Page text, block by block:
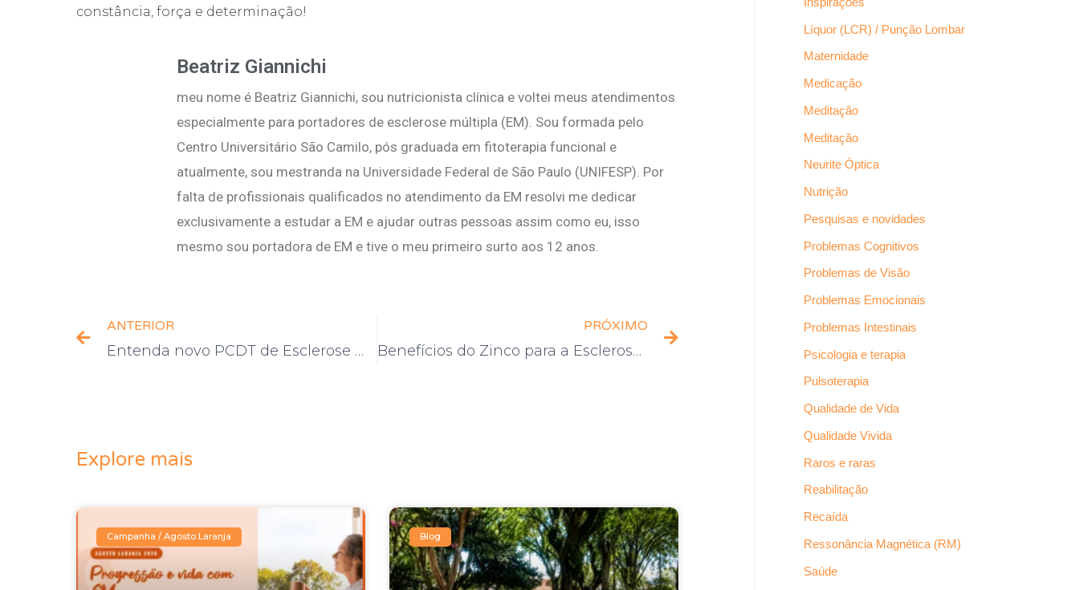
constância, força e determinação!
Beatriz Giannichi
meu nome é Beatriz Giannichi, sou nutricionista clínica e voltei meus atendimentos
especialmente para portadores de esclerose múltipla (EM). Sou formada pelo
Centro Universitário São Camilo, pós graduada em fitoterapia funcional e
atualmente, sou mestranda na Universidade Federal de São Paulo (UNIFESP). Por
falta de profissionais qualificados no atendimento da EM resolvi me dedicar
exclusivamente a estudar a EM e ajudar outras pessoas assim como eu, isso
mesmo sou portadora de EM e tive o meu primeiro surto aos 12 anos.
ANTERIOR
Entenda novo PCDT de Esclerose Múltipla
PRÓXIMO
Benefícios do Zinco para a Esclerose Múltipla
Explore mais
Campanha / Agosto Laranja Blog
Líquor (LCR) / Punção Lombar
Maternidade
Medicação
Meditação
Meditação
Neurite Óptica
Nutrição
Pesquisas e novidades
Problemas Cognitivos
Problemas de Visão
Problemas Emocionais
Problemas Intestinais
Psicologia e terapia
Pulsoterapia
Qualidade de Vida
Qualidade Vivida
Raros e raras
Reabilitação
Recaída
Ressonância Magnética (RM)
Saúde